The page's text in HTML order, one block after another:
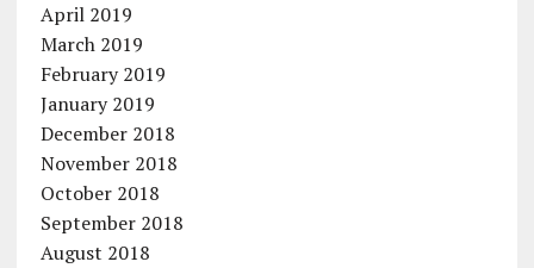
April 2019
March 2019
February 2019
January 2019
December 2018
November 2018
October 2018
September 2018
August 2018